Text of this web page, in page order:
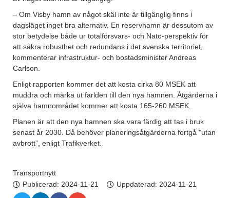
– Om Visby hamn av något skäl inte är tillgänglig finns i
dagsläget inget bra alternativ. En reservhamn är dessutom av
stor betydelse både ur totalförsvars- och Nato-perspektiv för
att säkra robusthet och redundans i det svenska territoriet,
kommenterar infrastruktur- och bostadsminister Andreas
Carlson.
Enligt rapporten kommer det att kosta cirka 80 MSEK att
muddra och märka ut farlden till den nya hamnen. Åtgärderna i
själva hamnområdet kommer att kosta 165-260 MSEK.
Planen är att den nya hamnen ska vara färdig att tas i bruk
senast år 2030. Då behöver planeringsåtgärderna fortgå ”utan
avbrott”, enligt Trafikverket.
Transportnytt
Publicerad: 2024-11-21 Uppdaterad: 2024-11-21